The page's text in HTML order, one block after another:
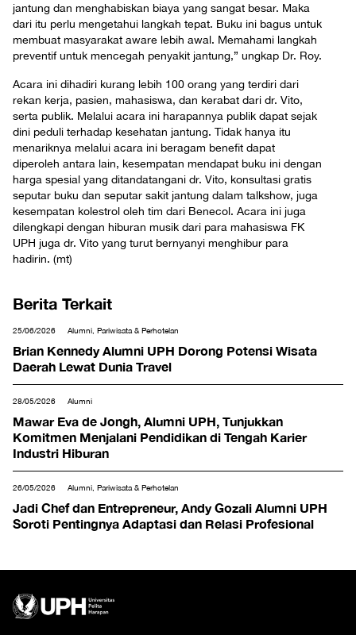
jantung dan menghabiskan biaya yang sangat besar. Maka
dari itu perlu mengetahui langkah tepat. Buku ini bagus untuk
membuat masyarakat aware lebih awal. Memahami langkah
preventif untuk mencegah penyakit jantung,” ungkap Dr. Roy.
Acara ini dihadiri kurang lebih 100 orang yang terdiri dari
rekan kerja, pasien, mahasiswa, dan kerabat dari dr. Vito,
serta publik. Melalui acara ini harapannya publik dapat sejak
dini peduli terhadap kesehatan jantung. Tidak hanya itu
menariknya melalui acara ini beragam benefit dapat
diperoleh antara lain, kesempatan mendapat buku ini dengan
harga spesial yang ditandatangani dr. Vito, konsultasi gratis
seputar buku dan seputar sakit jantung dalam talkshow, juga
kesempatan kolestrol oleh tim dari Benecol. Acara ini juga
dilengkapi dengan hiburan musik dari para mahasiswa FK
UPH juga dr. Vito yang turut bernyanyi menghibur para
hadirin. (mt)
Berita Terkait
25/06/2026 Alumni, Pariwisata & Perhotelan
Brian Kennedy Alumni UPH Dorong Potensi Wisata
Daerah Lewat Dunia Travel
28/05/2026 Alumni
Mawar Eva de Jongh, Alumni UPH, Tunjukkan
Komitmen Menjalani Pendidikan di Tengah Karier
Industri Hiburan
26/05/2026 Alumni, Pariwisata & Perhotelan
Jadi Chef dan Entrepreneur, Andy Gozali Alumni UPH
Soroti Pentingnya Adaptasi dan Relasi Profesional